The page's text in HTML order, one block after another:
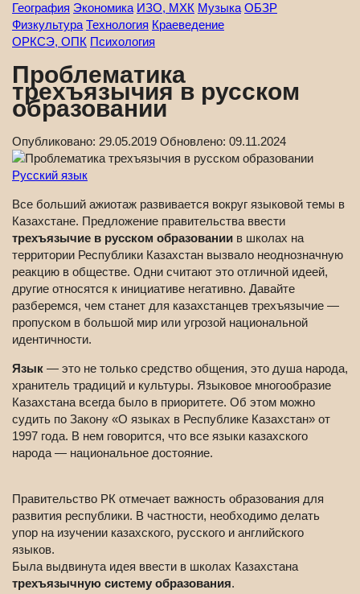
География Экономика ИЗО, МХК Музыка ОБЗР
Физкультура Технология Краеведение
ОРКСЭ, ОПК Психология
Проблематика
трехъязычия в русском
образовании
Опубликовано: 29.05.2019 Обновлено: 09.11.2024
Русский язык
Все больший ажиотаж развивается вокруг языковой темы в
Казахстане. Предложение правительства ввести
трехъязычие в русском образовании в школах на
территории Республики Казахстан вызвало неоднозначную
реакцию в обществе. Одни считают это отличной идеей,
другие относятся к инициативе негативно. Давайте
разберемся, чем станет для казахстанцев трехъязычие —
пропуском в большой мир или угрозой национальной
идентичности.
Язык — это не только средство общения, это душа народа,
хранитель традиций и культуры. Языковое многообразие
Казахстана всегда было в приоритете. Об этом можно
судить по Закону «О языках в Республике Казахстан» от
1997 года. В нем говорится, что все языки казахского
народа — национальное достояние.
Правительство РК отмечает важность образования для
развития республики. В частности, необходимо делать
упор на изучении казахского, русского и английского
языков.
Была выдвинута идея ввести в школах Казахстана
трехъязычную систему образования.